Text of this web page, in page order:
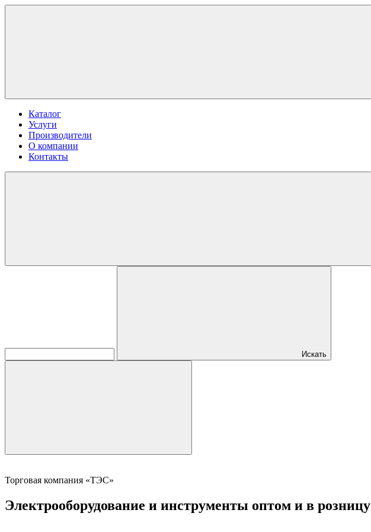
Каталог
Услуги
Производители
О компании
Контакты
Искать
Торговая компания «ТЭС»
Электрооборудование и инструменты оптом и в розницу